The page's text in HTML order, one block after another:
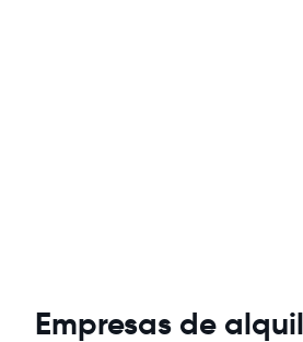
Empresas de